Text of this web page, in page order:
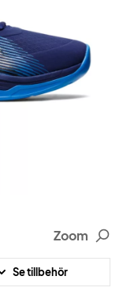
Zoom
Se tillbehör